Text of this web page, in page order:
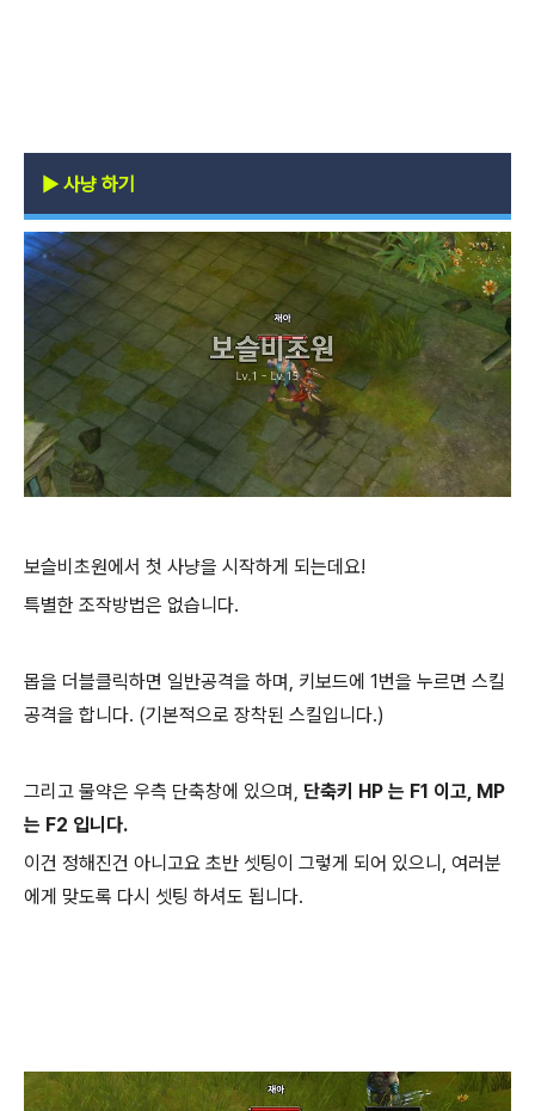
▶ 사냥 하기
보슬비초원에서 첫 사냥을 시작하게 되는데요!
특별한 조작방법은 없습니다.
몹을 더블클릭하면 일반공격을 하며, 키보드에 1번을 누르면 스킬
공격을 합니다. (기본적으로 장착된 스킬입니다.)
그리고 물약은 우측 단축창에 있으며, 단축키 HP 는 F1 이고, MP
는 F2 입니다.
이건 정해진건 아니고요 초반 셋팅이 그렇게 되어 있으니, 여러분
에게 맞도록 다시 셋팅 하셔도 됩니다.